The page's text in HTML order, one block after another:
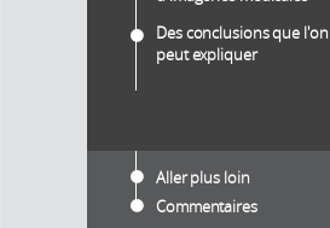
Des conclusions que l'on
peut expliquer
Aller plus loin
Commentaires